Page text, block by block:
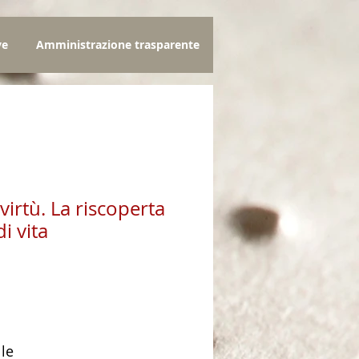
Amministrazione trasparente
La riscoperta
vita